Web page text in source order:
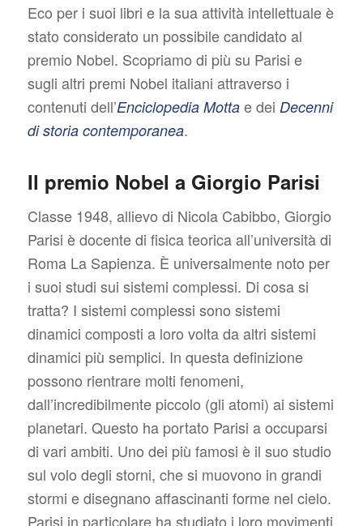
Eco per i suoi libri e la sua attività intellettuale è
stato considerato un possibile candidato al
premio Nobel. Scopriamo di più su Parisi e
sugli altri premi Nobel italiani attraverso i
contenuti dell’Enciclopedia Mottae dei Decenni
di storia contemporanea.
Il premio Nobel a Giorgio Parisi
Classe 1948, allievo di Nicola Cabibbo, Giorgio
Parisi è docente di fisica teorica all’università di
Roma La Sapienza. È universalmente noto per
i suoi studi sui sistemi complessi. Di cosa si
tratta? I sistemi complessi sono sistemi
dinamici composti a loro volta da altri sistemi
dinamici più semplici. In questa definizione
possono rientrare molti fenomeni,
dall’incredibilmente piccolo (gli atomi) ai sistemi
planetari. Questo ha portato Parisi a occuparsi
di vari ambiti. Uno dei più famosi è il suo studio
sul volo degli storni, che si muovono in grandi
stormi e disegnano affascinanti forme nel cielo.
Parisi in particolare ha studiato i loro movimenti